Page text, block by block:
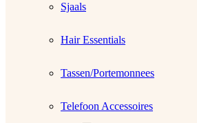
Sjaals
Hair Essentials
Tassen/Portemonnees
Telefoon Accessoires